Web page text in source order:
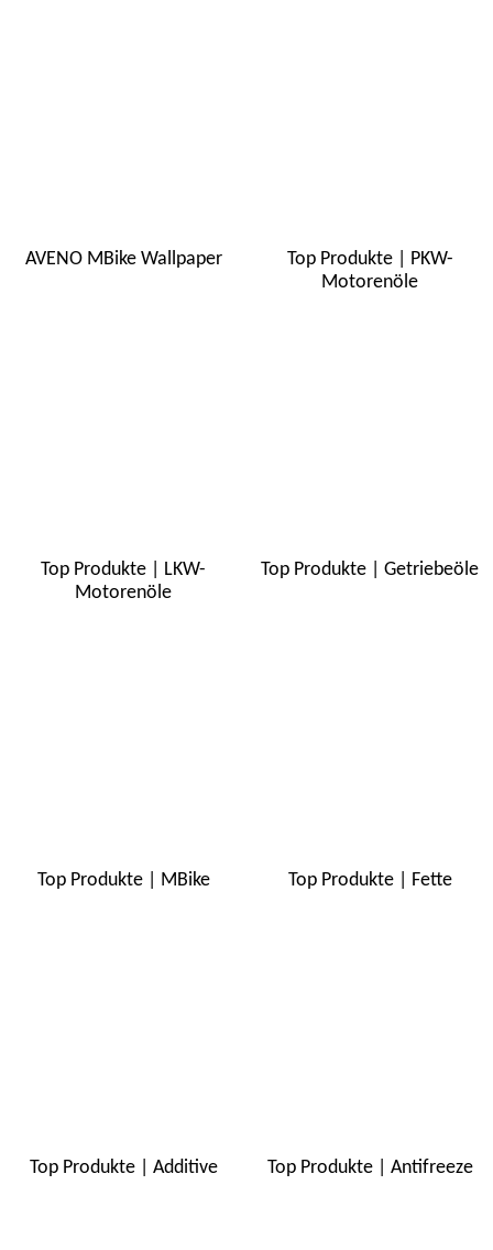
AVENO MBike Wallpaper
Top Produkte | PKW-
Motorenöle
Top Produkte | LKW-
Motorenöle
Top Produkte | Getriebeöle
Top Produkte | MBike Top Produkte | Fette
Top Produkte | Additive Top Produkte | Antifreeze